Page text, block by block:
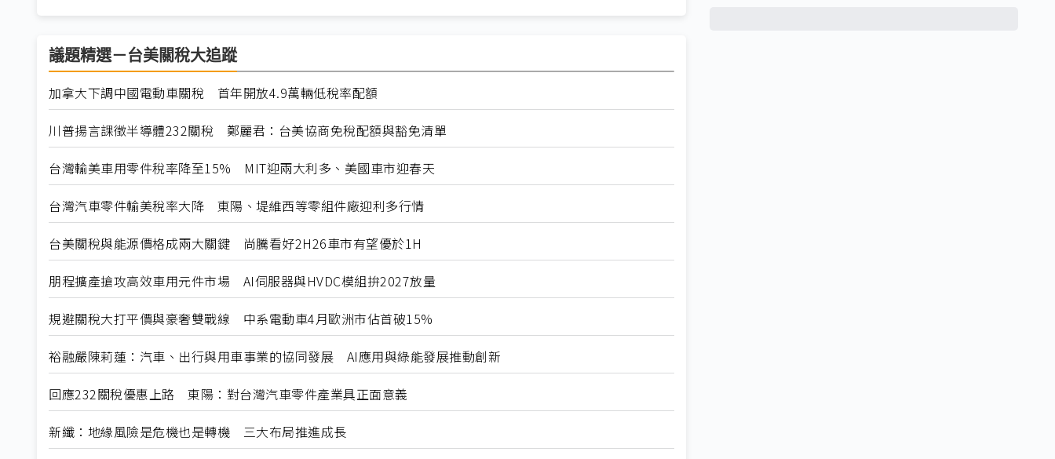
議題精選－台美關稅大追蹤
加拿大下調中國電動車關稅 首年開放4.9萬輛低稅率配額
川普揚言課徵半導體232關稅 鄭麗君：台美協商免稅配額與豁免清單
台灣輸美車用零件稅率降至15% MIT迎兩大利多、美國車市迎春天
台灣汽車零件輸美稅率大降 東陽、堤維西等零組件廠迎利多行情
台美關稅與能源價格成兩大關鍵 尚騰看好2H26車市有望優於1H
朋程擴產搶攻高效車用元件市場 AI伺服器與HVDC模組拚2027放量
規避關稅大打平價與豪奢雙戰線 中系電動車4月歐洲市佔首破15%
裕融嚴陳莉蓮：汽車、出行與用車事業的協同發展 AI應用與綠能發展推動創新
回應232關稅優惠上路 東陽：對台灣汽車零件產業具正面意義
新纖：地緣風險是危機也是轉機 三大布局推進成長